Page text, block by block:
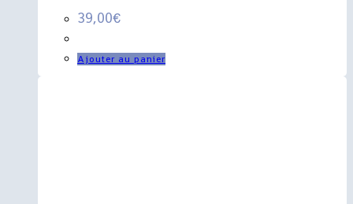
39,00€
Ajouter au panier